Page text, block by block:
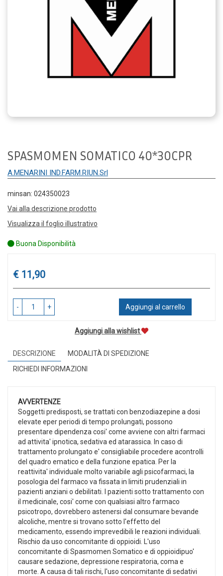
SPASMOMEN SOMATICO 40*30CPR
A.MENARINI IND.FARM.RIUN.Srl
minsan: 024350023
Vai alla descrizione prodotto
Visualizza il foglio illustrativo
Buona Disponibilità
Prezzo
€ 11,90
- + Aggiungi al carrello
Aggiungi alla wishlist
DESCRIZIONE
MODALITÀ DI SPEDIZIONE
RICHIEDI INFORMAZIONI
AVVERTENZE
Soggetti predisposti, se trattati con benzodiazepine a dosi
elevate eper periodi di tempo prolungati, possono
presentare dipendenza cosi' come avviene con altri farmaci
ad attivita' ipnotica, sedativa ed atarassica. In caso di
trattamento prolungato e' consigliabile procedere acontrolli
del quadro ematico e della funzione epatica. Per la
reattivita' individuale molto variabile agli psicofarmaci, la
posologia del farmaco va fissata in limiti prudenziali in
pazienti anziani o debilitati. I pazienti sotto trattamento con
il medicinale, cosi' come con qualsiasi altro farmaco
psicotropo, dovrebbero astenersi dal consumare bevande
alcoliche, mentre si trovano sotto l'effetto del
medicamento, essendo imprevedibili le reazioni individuali.
Rischio da uso concomitante di oppioidi. L'uso
concomitante di Spasmomen Somatico e di oppioidipuo'
causare sedazione, depressione respiratoria, coma e
morte. A causa di tali rischi, l'uso concomitante di sedativi